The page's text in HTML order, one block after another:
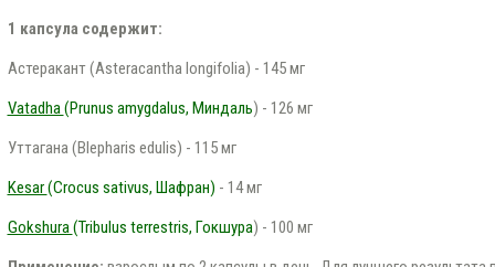
1 капсула содержит:
Астеракант (Asteracantha longifolia) - 145 мг
Vatadha(Prunus amygdalus, Миндаль) - 126 мг
Уттагана (Blepharis edulis) - 115 мг
Kesar(Crocus sativus, Шафран) - 14 мг
Gokshura(Tribulus terrestris, Гокшура) - 100 мг